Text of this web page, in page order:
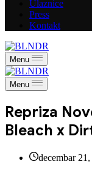
Ulaznice
Press
Kontakt
Menu
Menu
Repriza
Bleach x
decembar